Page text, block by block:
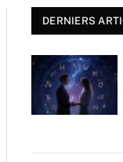
DERNIERS